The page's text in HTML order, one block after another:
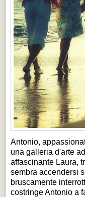
Antonio,
una galleria d'arte
affascinante Laura,
sembra accendersi
bruscamente
costringe Antonio a